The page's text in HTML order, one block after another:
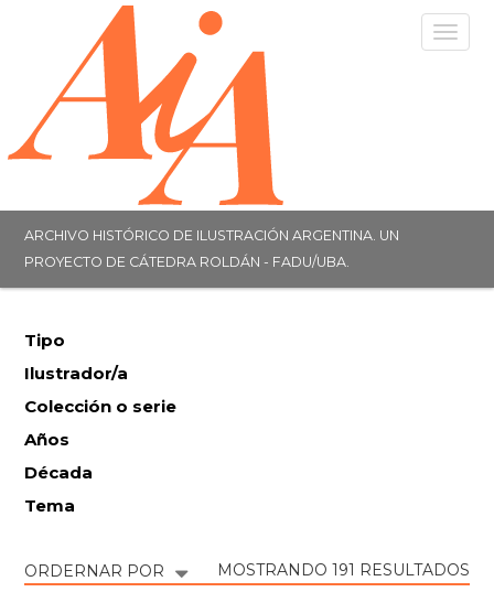
ARCHIVO HISTÓRICO DE ILUSTRACIÓN ARGENTINA. UN
PROYECTO DE CÁTEDRA ROLDÁN - FADU/UBA.
Tipo
Ilustrador/a
Colección o serie
Años
Década
Tema
ORDERNAR POR MOSTRANDO 191 RESULTADOS